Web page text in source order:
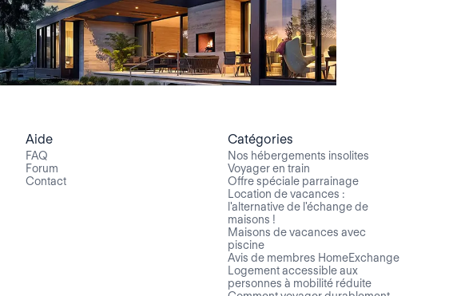
Aide
FAQ
Forum
Contact
Catégories
Nos hébergements insolites
Voyager en train
Offre spéciale parrainage
Location de vacances :
l'alternative de l'échange de
maisons !
Maisons de vacances avec
piscine
Avis de membres HomeExchange
Logement accessible aux
personnes à mobilité réduite